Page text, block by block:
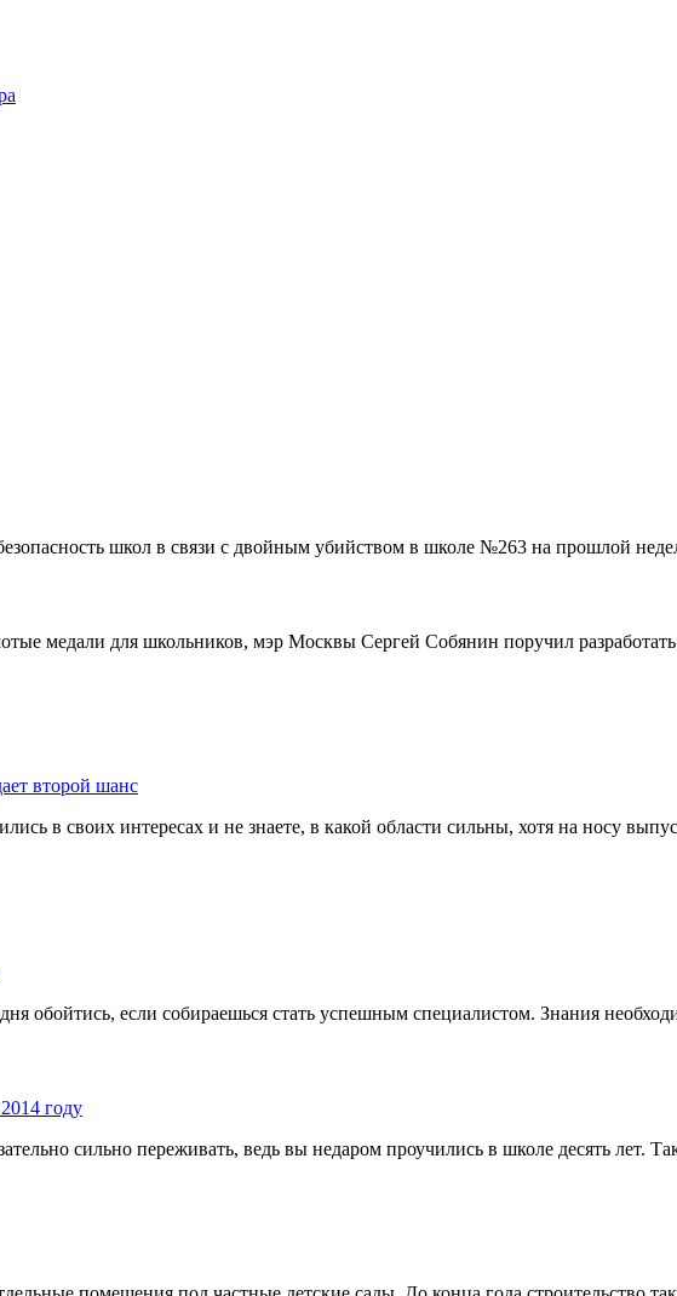
школ в связи с двойным убийством в школе №263 на прошлой
медали для школьников, мэр Москвы Сергей Собянин поручил
в своих интересах и не знаете, в какой области сильны, хотя на носу
обойтись, если собираешься стать успешным специалистом. Знания
сильно переживать, ведь вы недаром проучились в школе десять лет.